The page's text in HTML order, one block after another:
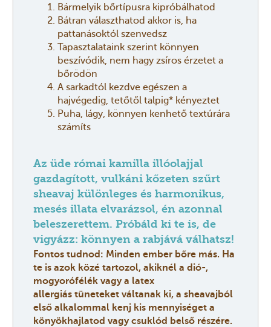
Bármelyik bőrtípusra kipróbálhatod
Bátran választhatod akkor is, ha
pattanásoktól szenvedsz
Tapasztalataink szerint könnyen
beszívódik, nem hagy zsíros érzetet a
bőrödön
A sarkadtól kezdve egészen a
hajvégedig, tetőtől talpig* kényeztet
Puha, lágy, könnyen kenhető textúrára
számíts
Az üde római kamilla illóolajjal
gazdagított, vulkáni kőzeten szűrt
sheavaj különleges és harmonikus,
mesés illata elvarázsol, én azonnal
beleszerettem. Próbáld ki te is, de
vigyázz: könnyen a rabjává válhatsz!
Fontos tudnod: Minden ember bőre más. Ha
te is azok közé tartozol, akiknél a dió-,
mogyorófélék vagy a latex
allergiás tüneteket váltanak ki, a sheavajból
első alkalommal kenj kis mennyiséget a
könyökhajlatod vagy csuklód belső részére.